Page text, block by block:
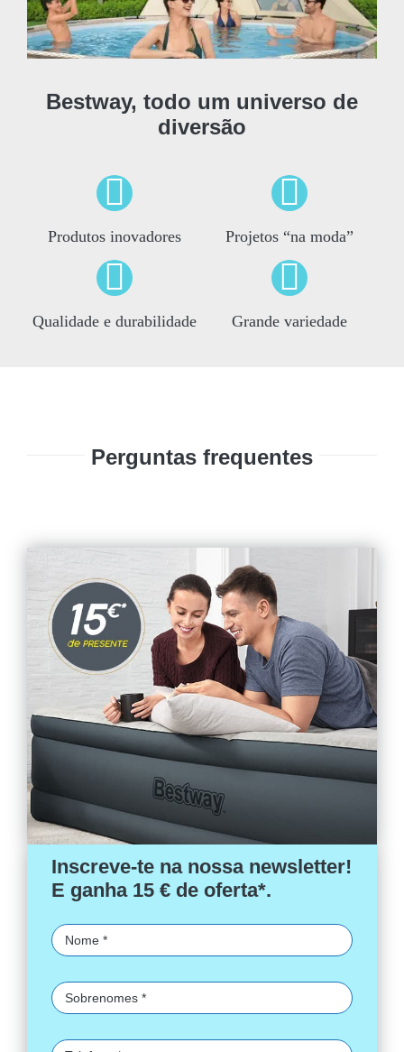
Bestway, todo um universo de
diversão
Produtos inovadores Projetos “na moda”
Qualidade e durabilidade Grande variedade
Perguntas frequentes
Inscreve-te na nossa newsletter!
E ganha 15 € de oferta*.